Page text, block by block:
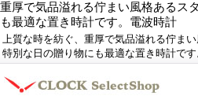
重厚で気品溢れる佇まい風格あるス
も最適な置き時計です。電波時計
上質な時を紡ぐ、重厚で気品溢れる佇ま
特別な日の贈り物にも最適な置き時計です